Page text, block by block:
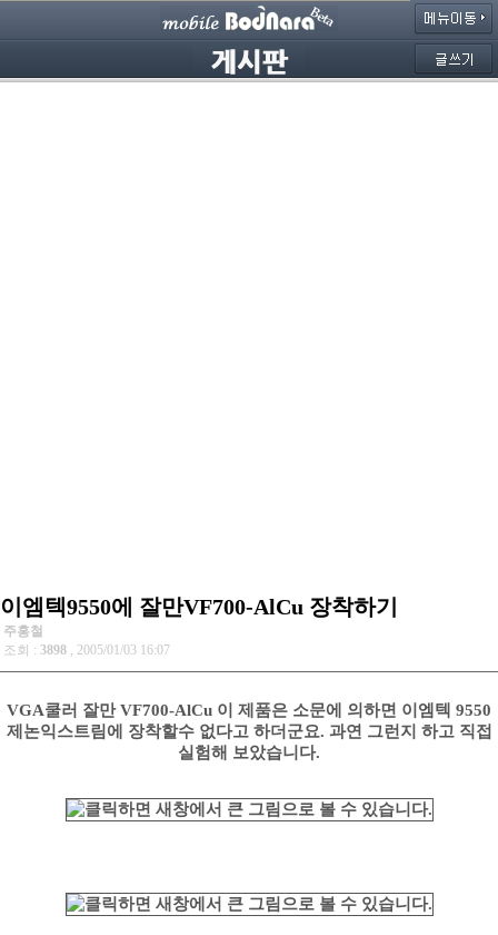
이엠텍9550에 잘만VF700-AlCu 장착하기
주홍철
조회 : 3898 , 2005/01/03 16:07
VGA쿨러 잘만 VF700-AlCu 이 제품은 소문에 의하면 이엠텍 9550
제논익스트림에 장착할수 없다고 하더군요. 과연 그런지 하고 직접
실험해 보았습니다.